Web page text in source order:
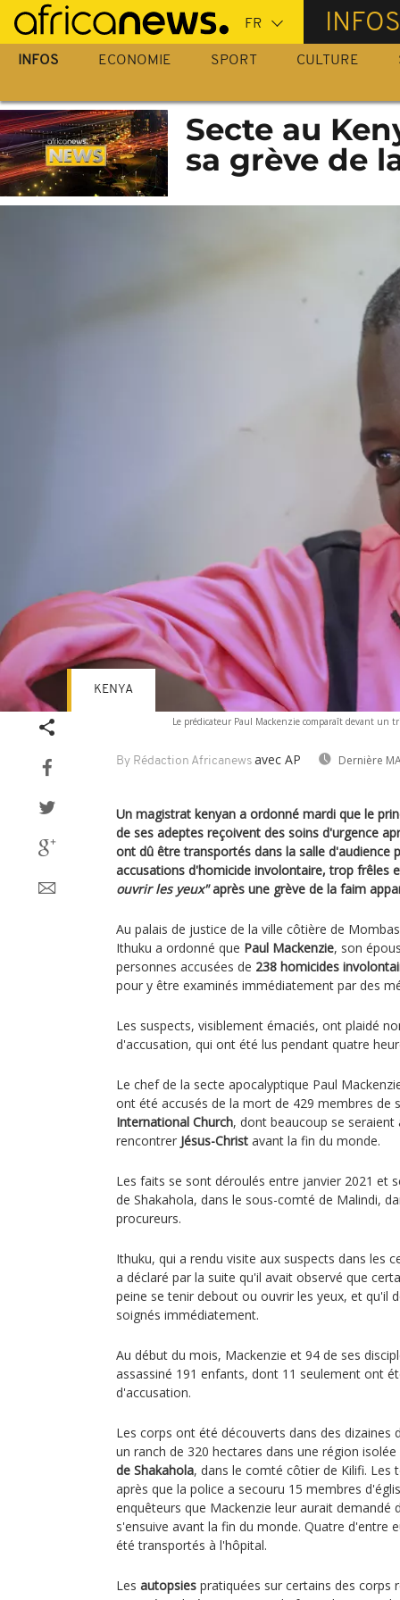
Passer
au
contenu
INFOS
INFOS ECONOMIE SPORT CULTURE
Secte au
sa grève de
Le prédicateur Paul Mackenzie comparaît devant un
By Rédaction Africanews avec AP Dernière
KENYA
Un magistrat kenyan a ordonné mardi que le
de ses adeptes reçoivent des soins d'urgence
ont dû être transportés dans la salle d'audience
accusations d'homicide involontaire, trop frêles
ouvrir les yeux"après une grève de la faim
Au palais de justice de la ville côtière de
Ithuku a ordonné que Paul Mackenzie, son
personnes accusées de 238 homicides
pour y être examinés immédiatement par des
Les suspects, visiblement émaciés, ont plaidé
d'accusation, qui ont été lus pendant quatre
Le chef de la secte apocalyptique Paul
ont été accusés de la mort de 429 membres de
International Church, dont beaucoup se
rencontrer Jésus-Christ avant la fin du monde.
Les faits se sont déroulés entre janvier 2021 et
de Shakahola, dans le sous-comté de Malindi,
procureurs.
Ithuku, qui a rendu visite aux suspects dans les
a déclaré par la suite qu'il avait observé que
peine se tenir debout ou ouvrir les yeux, et qu'il
soignés immédiatement.
Au début du mois, Mackenzie et 94 de ses
assassiné 191 enfants, dont 11 seulement ont
d'accusation.
Les corps ont été découverts dans des dizaines
un ranch de 320 hectares dans une région
de Shakahola, dans le comté côtier de Kilifi.
après que la police a secouru 15 membres
enquêteurs que Mackenzie leur aurait demandé
s'ensuive avant la fin du monde. Quatre d'entre
été transportés à l'hôpital.
Les autopsies pratiquées sur certains des